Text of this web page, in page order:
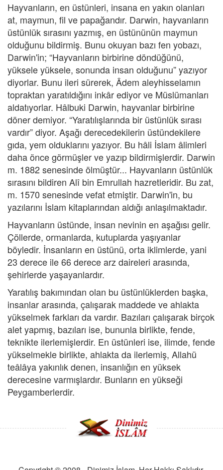
Hayvanların, en üstünleri, insana en yakın olanları
at, maymun, fil ve papağandır. Darwin, hayvanların
üstünlük sırasını yazmış, en üstününün maymun
olduğunu bildirmiş. Bunu okuyan bazı fen yobazı,
Darwin'in; “Hayvanların birbirine döndüğünü,
yüksele yüksele, sonunda insan olduğunu” yazıyor
diyorlar. Bunu ileri sürerek, Âdem aleyhisselamın
topraktan yaratıldığını inkâr ediyor ve Müslümanları
aldatıyorlar. Hâlbuki Darwin, hayvanlar birbirine
döner demiyor. “Yaratılışlarında bir üstünlük sırası
vardır” diyor. Aşağı derecedekilerin üstündekilere
gıda, yem olduklarını yazıyor. Bu hâli İslam âlimleri
daha önce görmüşler ve yazıp bildirmişlerdir. Darwin
m. 1882 senesinde ölmüştür... Hayvanların üstünlük
sırasını bildiren Alî bin Emrullah hazretleridir. Bu zat,
m. 1570 senesinde vefat etmiştir. Darwin'in, bu
yazılarını İslam kitaplarından aldığı anlaşılmaktadır.
Hayvanların üstünde, insan nevinin en aşağısı gelir.
Çöllerde, ormanlarda, kutuplarda yaşıyanlar
böyledir. İnsanların en üstünü, orta iklimlerde, yani
23 derece ile 66 derece arz daireleri arasında,
şehirlerde yaşayanlardır.
Yaratılış bakımından olan bu üstünlüklerden başka,
insanlar arasında, çalışarak maddede ve ahlakta
yükselmek farkları da vardır. Bazıları çalışarak birçok
alet yapmış, bazıları ise, bununla birlikte, fende,
teknikte ilerlemişlerdir. En üstünleri ise, ilimde, fende
yükselmekle birlikte, ahlakta da ilerlemiş, Allahü
teâlâya yakınlık denen, insanlığın en yüksek
derecesine varmışlardır. Bunların en yükseği
Peygamberlerdir.